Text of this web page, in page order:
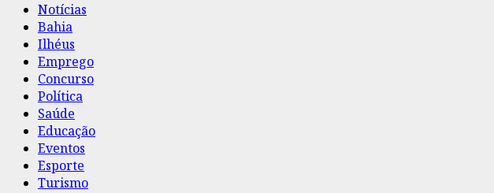
Notícias
Bahia
Ilhéus
Emprego
Concurso
Política
Saúde
Educação
Eventos
Esporte
Turismo